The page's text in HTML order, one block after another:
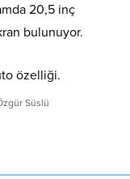
20,5 inç
bulunuyor.
özelliği.
Süslü